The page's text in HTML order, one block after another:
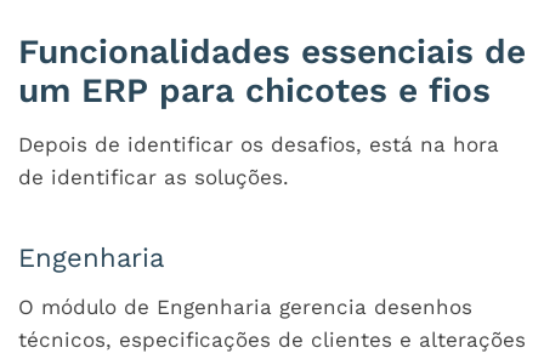
Funcionalidades essenciais de
um ERP para chicotes e fios
Depois de identificar os desafios, está na hora
de identificar as soluções.
Engenharia
O módulo de Engenharia gerencia desenhos
técnicos, especificações de clientes e alterações